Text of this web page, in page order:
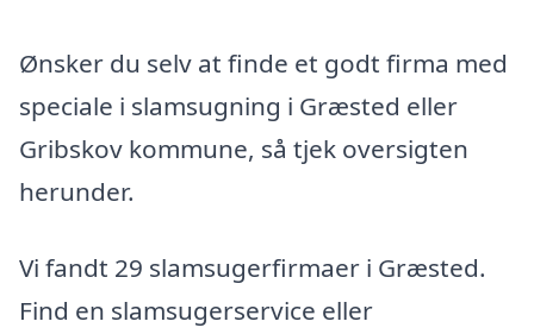
Ønsker du selv at finde et godt firma med
speciale i slamsugning i Græsted eller
Gribskov kommune, så tjek oversigten
herunder.
Vi fandt 29 slamsugerfirmaer i Græsted.
Find en slamsugerservice eller